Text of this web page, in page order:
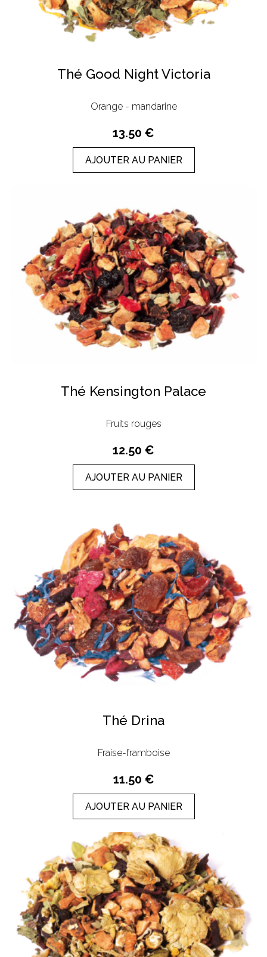
Thé Good Night Victoria
Orange - mandarine
13.50 €
AJOUTER AU PANIER
Thé Kensington Palace
Fruits rouges
12.50 €
AJOUTER AU PANIER
Thé Drina
Fraise-framboise
11.50 €
AJOUTER AU PANIER